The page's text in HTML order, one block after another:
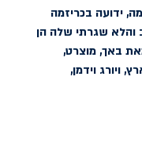
ידועה בכריזמה
והלא שגרתי שלה הן
באך, מוצרט,
ויורג וידמן,